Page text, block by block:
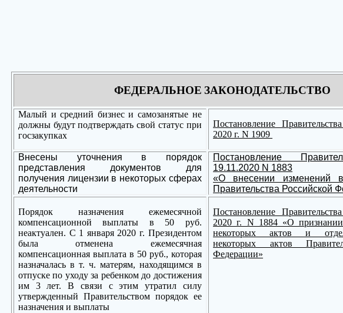
ФЕДЕРАЛЬНОЕ ЗАКОНОДАТЕЛЬСТВО
Малый и средний бизнес и самозанятые не
должны будут подтверждать свой статус при
госзакупках
Постановление
2020 г. N 1909
Внесены уточнения в порядок
представления документов для
получения лицензии в некоторых сферах
деятельности
Постановление
19.11.2020 N 1883
«О внесении изменений
Правительства Российской
Порядок назначения ежемесячной
компенсационной выплаты в 50 руб.
неактуален. С 1 января 2020 г. Президентом
была отменена ежемесячная
компенсационная выплата в 50 руб., которая
назначалась в т. ч. матерям, находящимся в
отпуске по уходу за ребенком до достижения
им 3 лет. В связи с этим утратил силу
утвержденный Правительством порядок ее
назначения и выплаты
Постановление
2020 г. N 1884 «О
некоторых актов и
некоторых актов
Федерации»